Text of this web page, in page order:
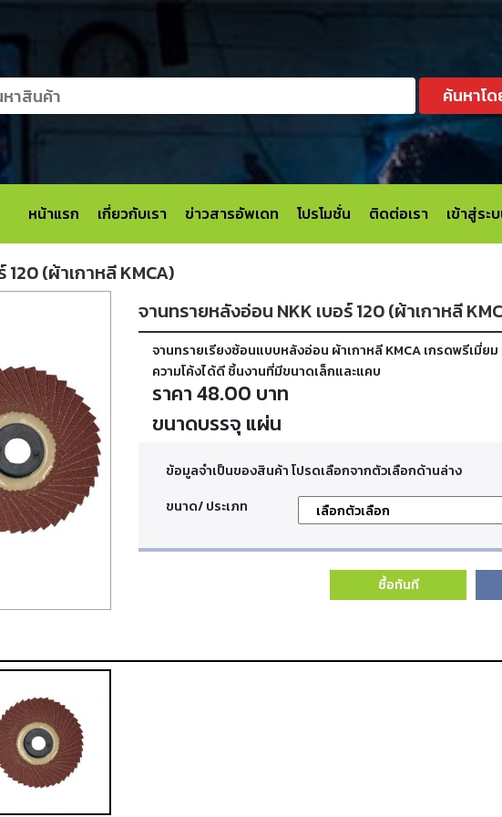
ค้นหาโ
หน้าแรก เกี่ยวกับเรา ข่าวสารอัพเดท โปรโมชั่น ติดต่อเรา เข้าสู่ร
(ผ้าเกาหลี KMCA)
จานทรายหลังอ่อน NKK เบอร์ 120 (ผ้าเกาหลี
จานทรายเรียงซ้อนแบบหลังอ่อน ผ้าเกาหลี KMCA เกรดพรีเมี่ย
ความโค้งได้ดี ชิ้นงานที่มีขนาดเล็กและแคบ
ราคา 48.00 บาท
ขนาดบรรจุ แผ่น
ข้อมูลจำเป็นของสินค้า โปรดเลือกจากตัวเลือกด้านล่าง
ขนาด/ ประเภท
ซื้อทันที